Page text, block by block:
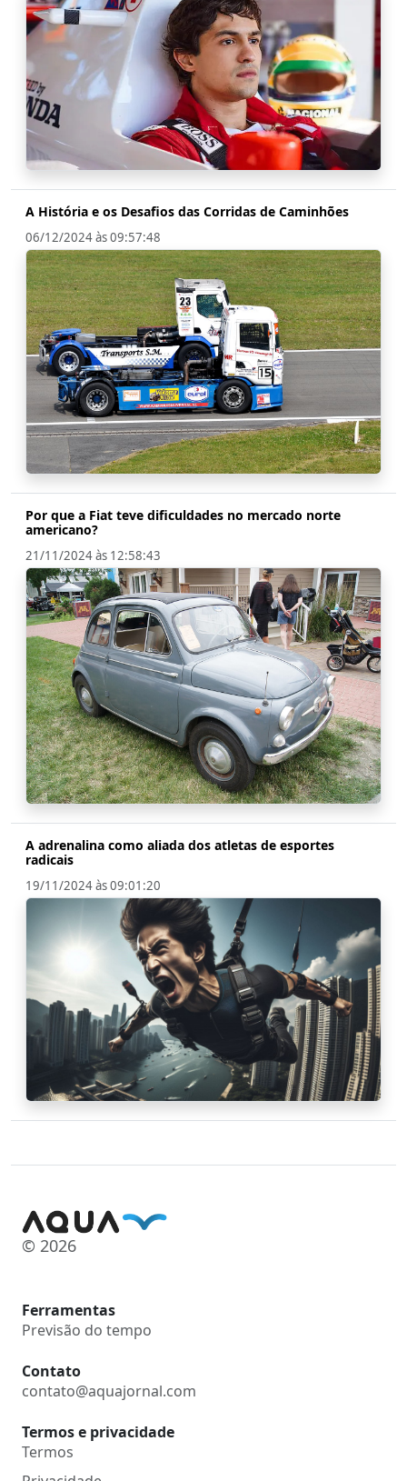
A História e os Desafios das Corridas de Caminhões
06/12/2024 às 09:57:48
Por que a Fiat teve dificuldades no mercado norte
americano?
21/11/2024 às 12:58:43
A adrenalina como aliada dos atletas de esportes
radicais
19/11/2024 às 09:01:20
© 2026
Ferramentas
Previsão do tempo
Contato
contato@aquajornal.com
Termos e privacidade
Termos